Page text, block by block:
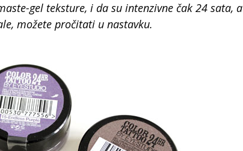
gel teksture, i da su intenzivne čak 24 sata, a
možete pročitati u nastavku.